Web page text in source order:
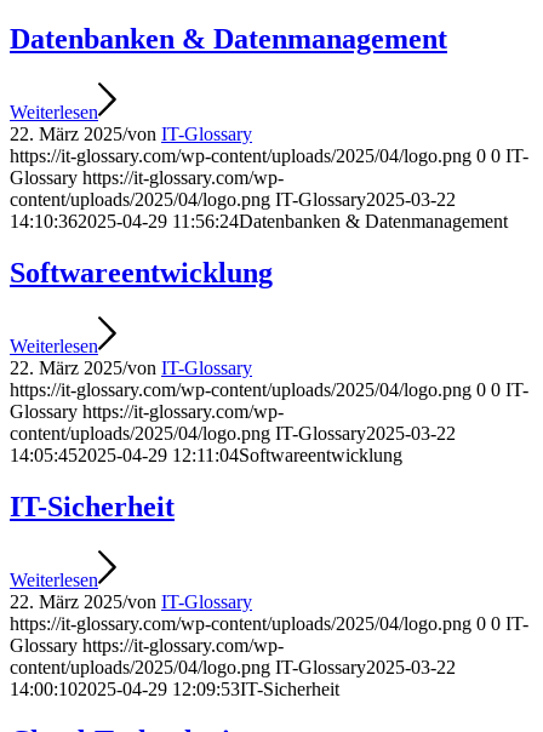
Datenbanken & Datenmanagement
Weiterlesen
22. März 2025/von IT-Glossary
https://it-glossary.com/wp-content/uploads/2025/04/logo.png 0 0 IT-
Glossary https://it-glossary.com/wp-
content/uploads/2025/04/logo.png IT-Glossary2025-03-22
14:10:362025-04-29 11:56:24Datenbanken & Datenmanagement
Softwareentwicklung
Weiterlesen
22. März 2025/von IT-Glossary
https://it-glossary.com/wp-content/uploads/2025/04/logo.png 0 0 IT-
Glossary https://it-glossary.com/wp-
content/uploads/2025/04/logo.png IT-Glossary2025-03-22
14:05:452025-04-29 12:11:04Softwareentwicklung
IT-Sicherheit
Weiterlesen
22. März 2025/von IT-Glossary
https://it-glossary.com/wp-content/uploads/2025/04/logo.png 0 0 IT-
Glossary https://it-glossary.com/wp-
content/uploads/2025/04/logo.png IT-Glossary2025-03-22
14:00:102025-04-29 12:09:53IT-Sicherheit